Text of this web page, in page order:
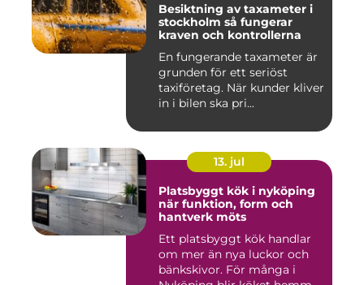
Besiktning av taxameter i
stockholm så fungerar
kraven och kontrollerna
En fungerande taxameter är
grunden för ett seriöst
taxiföretag. När kunder kliver
in i bilen ska pri...
13. jul
Platsbyggt kök i nyköping
när funktion, form och
hantverk möts
Ett platsbyggt kök handlar
om mer än nya luckor och
bänkskivor. För många i